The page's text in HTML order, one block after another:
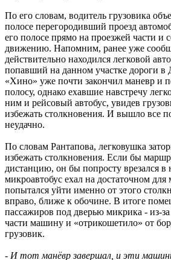
По его словам, водитель грузовика
полосе перегородивший проезд
его полосе прямо на проезжей части и
движению. Напомним, ранее уже
действительно находился легковой
попавший на данном участке дороги
«Хино» уже почти закончил маневр и
полосу, однако ехавшие навстречу
ним и рейсовый автобус, увидев
избежать столкновения. И вышло все
неудачно.
По словам Рантапова, легковушка
избежать столкновения. Если бы
дистанцию, он бы попросту врезался в
микроавтобус ехал на достаточном для
попытался уйти именно от этого
вправо, ближе к обочине. В итоге
пассажиров под дверью микрика - из-
части машину и «отрикошетило» от
грузовик.
- И тот манёвр завершал, и эти